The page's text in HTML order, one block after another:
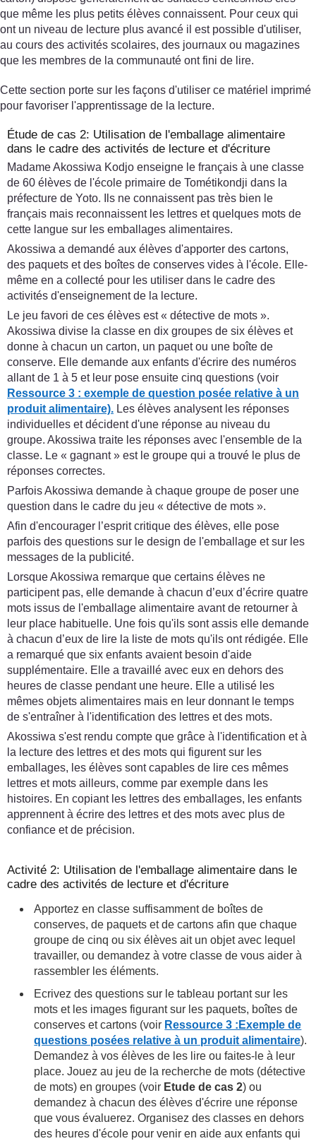
que même les plus petits élèves connaissent. Pour ceux qui
ont un niveau de lecture plus avancé il est possible d'utiliser,
au cours des activités scolaires, des journaux ou magazines
que les membres de la communauté ont fini de lire.
Cette section porte sur les façons d'utiliser ce matériel imprimé
pour favoriser l'apprentissage de la lecture.
Étude de cas 2: Utilisation de l'emballage alimentaire
dans le cadre des activités de lecture et d'écriture
Madame Akossiwa Kodjo enseigne le français à une classe
de 60 élèves de l'école primaire de Tométikondji dans la
préfecture de Yoto. Ils ne connaissent pas très bien le
français mais reconnaissent les lettres et quelques mots de
cette langue sur les emballages alimentaires.
Akossiwa a demandé aux élèves d'apporter des cartons,
des paquets et des boîtes de conserves vides à l'école. Elle-
même en a collecté pour les utiliser dans le cadre des
activités d'enseignement de la lecture.
Le jeu favori de ces élèves est « détective de mots ».
Akossiwa divise la classe en dix groupes de six élèves et
donne à chacun un carton, un paquet ou une boîte de
conserve. Elle demande aux enfants d'écrire des numéros
allant de 1 à 5 et leur pose ensuite cinq questions (voir
Ressource 3 : exemple de question posée relative à un
produit alimentaire). Les élèves analysent les réponses
individuelles et décident d'une réponse au niveau du
groupe. Akossiwa traite les réponses avec l'ensemble de la
classe. Le « gagnant » est le groupe qui a trouvé le plus de
réponses correctes.
Parfois Akossiwa demande à chaque groupe de poser une
question dans le cadre du jeu « détective de mots ».
Afin d'encourager l’esprit critique des élèves, elle pose
parfois des questions sur le design de l'emballage et sur les
messages de la publicité.
Lorsque Akossiwa remarque que certains élèves ne
participent pas, elle demande à chacun d’eux d’écrire quatre
mots issus de l'emballage alimentaire avant de retourner à
leur place habituelle. Une fois qu'ils sont assis elle demande
à chacun d’eux de lire la liste de mots qu'ils ont rédigée. Elle
a remarqué que six enfants avaient besoin d'aide
supplémentaire. Elle a travaillé avec eux en dehors des
heures de classe pendant une heure. Elle a utilisé les
mêmes objets alimentaires mais en leur donnant le temps
de s'entraîner à l'identification des lettres et des mots.
Akossiwa s'est rendu compte que grâce à l'identification et à
la lecture des lettres et des mots qui figurent sur les
emballages, les élèves sont capables de lire ces mêmes
lettres et mots ailleurs, comme par exemple dans les
histoires. En copiant les lettres des emballages, les enfants
apprennent à écrire des lettres et des mots avec plus de
confiance et de précision.
Activité 2: Utilisation de l'emballage alimentaire dans le
cadre des activités de lecture et d'écriture
Apportez en classe suffisamment de boîtes de
conserves, de paquets et de cartons afin que chaque
groupe de cinq ou six élèves ait un objet avec lequel
travailler, ou demandez à votre classe de vous aider à
rassembler les éléments.
Ecrivez des questions sur le tableau portant sur les
mots et les images figurant sur les paquets, boîtes de
conserves et cartons (voir Ressource 3 :Exemple de
questions posées relative à un produit alimentaire).
Demandez à vos élèves de les lire ou faites-le à leur
place. Jouez au jeu de la recherche de mots (détective
de mots) en groupes (voir Etude de cas 2) ou
demandez à chacun des élèves d'écrire une réponse
que vous évaluerez. Organisez des classes en dehors
des heures d'école pour venir en aide aux enfants qui